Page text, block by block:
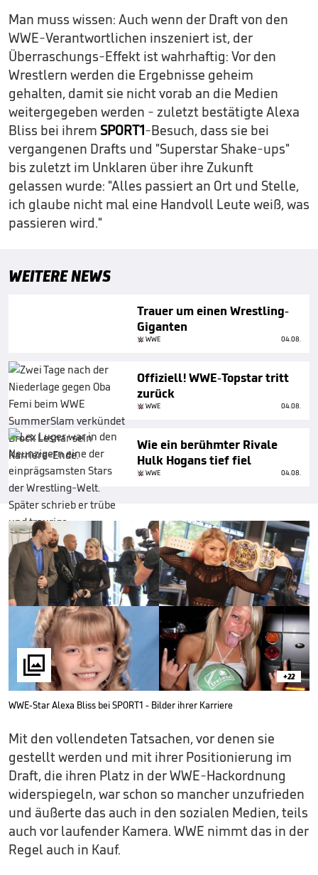
Man muss wissen: Auch wenn der Draft von den
WWE-Verantwortlichen inszeniert ist, der
Überraschungs-Effekt ist wahrhaftig: Vor den
Wrestlern werden die Ergebnisse geheim
gehalten, damit sie nicht vorab an die Medien
weitergegeben werden - zuletzt bestätigte Alexa
Bliss bei ihrem SPORT1-Besuch, dass sie bei
vergangenen Drafts und "Superstar Shake-ups"
bis zuletzt im Unklaren über ihre Zukunft
gelassen wurde: "Alles passiert an Ort und Stelle,
ich glaube nicht mal eine Handvoll Leute weiß, was
passieren wird."
WEITERE NEWS
Trauer um einen Wrestling-
Giganten
WWE 04.08.
Offiziell! WWE-Topstar tritt
zurück
WWE 04.08.
Wie ein berühmter Rivale
Hulk Hogans tief fiel
WWE 04.08.
 +22
WWE-Star Alexa Bliss bei SPORT1 - Bilder ihrer Karriere
Mit den vollendeten Tatsachen, vor denen sie
gestellt werden und mit ihrer Positionierung im
Draft, die ihren Platz in der WWE-Hackordnung
widerspiegeln, war schon so mancher unzufrieden
und äußerte das auch in den sozialen Medien, teils
auch vor laufender Kamera. WWE nimmt das in der
Regel auch in Kauf.